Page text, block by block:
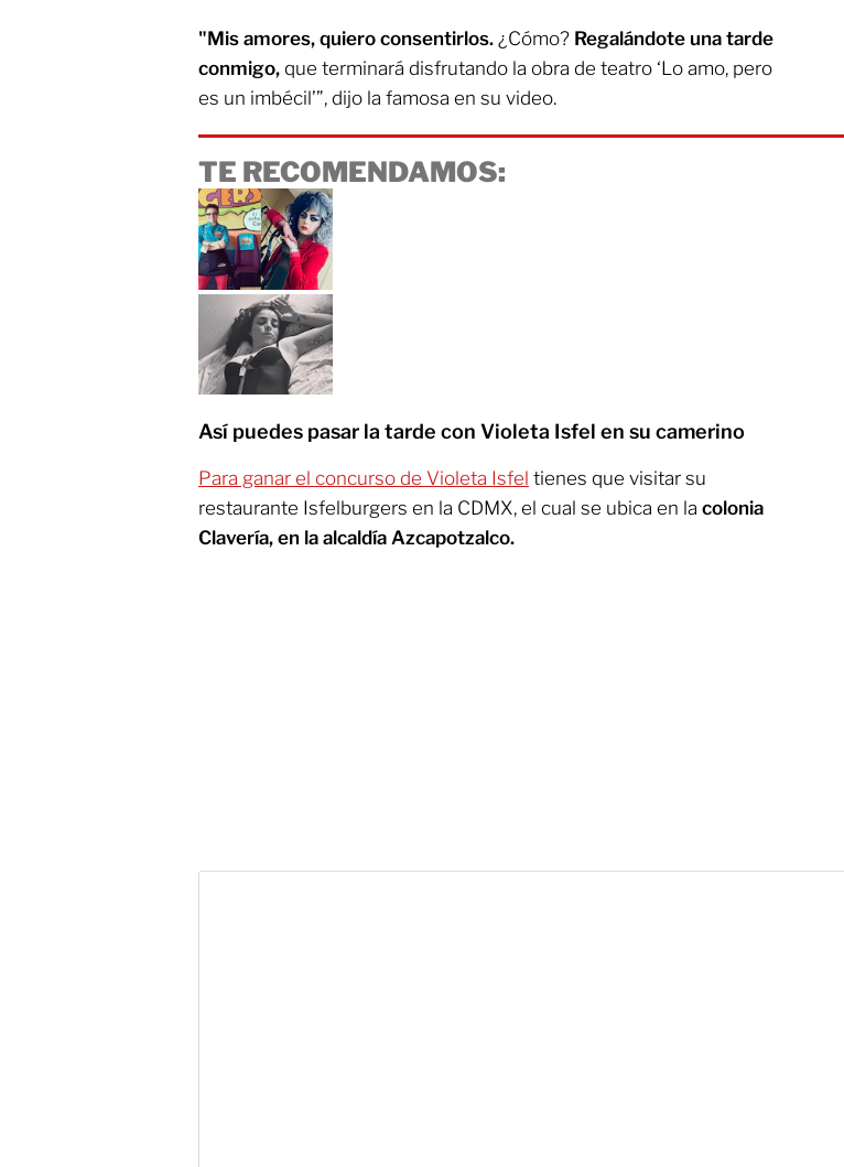
"Mis amores, quiero consentirlos. ¿Cómo? Regalándote una tarde
conmigo, que terminará disfrutando la obra de teatro ‘Lo amo, pero
es un imbécil’”, dijo la famosa en su video.
TE RECOMENDAMOS:
Así puedes pasar la tarde con Violeta Isfel en su camerino
Para ganar el concurso de Violeta Isfel tienes que visitar su
restaurante Isfelburgers en la CDMX, el cual se ubica en la colonia
Clavería, en la alcaldía Azcapotzalco.